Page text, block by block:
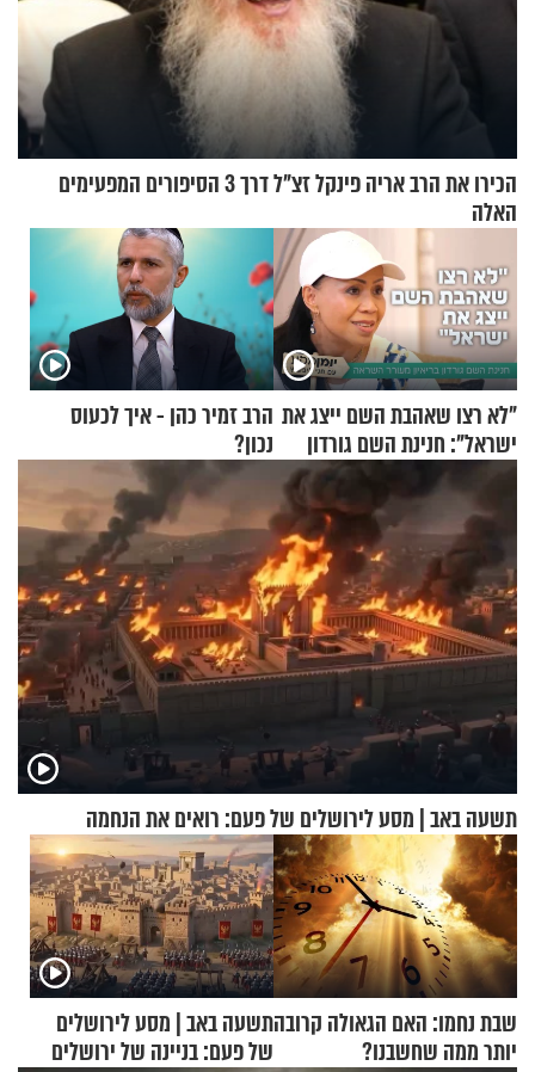
הכירו את הרב אריה פינקל זצ"ל דרך 3 הסיפורים המפעימים
האלה
"לא רצו שאהבת השם ייצג את
ישראל": חנינת השם גורדון
בריאיון מעורר השראה
הרב זמיר כהן - איך לכעוס
נכון?
תשעה באב | מסע לירושלים של פעם: רואים את הנחמה
שבת נחמו: האם הגאולה קרובה
יותר ממה שחשבנו?
תשעה באב | מסע לירושלים
של פעם: בניינה של ירושלים